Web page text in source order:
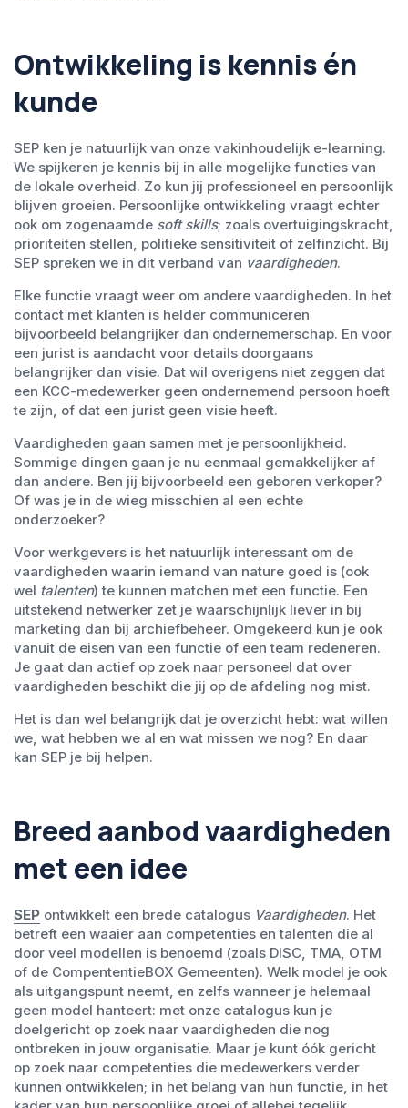
Ontwikkeling is kennis én
kunde
SEP ken je natuurlijk van onze vakinhoudelijk e-learning.
We spijkeren je kennis bij in alle mogelijke functies van
de lokale overheid. Zo kun jij professioneel en persoonlijk
blijven groeien. Persoonlijke ontwikkeling vraagt echter
ook om zogenaamde soft skills; zoals overtuigingskracht,
prioriteiten stellen, politieke sensitiviteit of zelfinzicht. Bij
SEP spreken we in dit verband van vaardigheden.
Elke functie vraagt weer om andere vaardigheden. In het
contact met klanten is helder communiceren
bijvoorbeeld belangrijker dan ondernemerschap. En voor
een jurist is aandacht voor details doorgaans
belangrijker dan visie. Dat wil overigens niet zeggen dat
een KCC-medewerker geen ondernemend persoon hoeft
te zijn, of dat een jurist geen visie heeft.
Vaardigheden gaan samen met je persoonlijkheid.
Sommige dingen gaan je nu eenmaal gemakkelijker af
dan andere. Ben jij bijvoorbeeld een geboren verkoper?
Of was je in de wieg misschien al een echte
onderzoeker?
Voor werkgevers is het natuurlijk interessant om de
vaardigheden waarin iemand van nature goed is (ook
wel talenten) te kunnen matchen met een functie. Een
uitstekend netwerker zet je waarschijnlijk liever in bij
marketing dan bij archiefbeheer. Omgekeerd kun je ook
vanuit de eisen van een functie of een team redeneren.
Je gaat dan actief op zoek naar personeel dat over
vaardigheden beschikt die jij op de afdeling nog mist.
Het is dan wel belangrijk dat je overzicht hebt: wat willen
we, wat hebben we al en wat missen we nog? En daar
kan SEP je bij helpen.
Breed aanbod vaardigheden
met een idee
SEP ontwikkelt een brede catalogus Vaardigheden. Het
betreft een waaier aan competenties en talenten die al
door veel modellen is benoemd (zoals DISC, TMA, OTM
of de CompententieBOX Gemeenten). Welk model je ook
als uitgangspunt neemt, en zelfs wanneer je helemaal
geen model hanteert: met onze catalogus kun je
doelgericht op zoek naar vaardigheden die nog
ontbreken in jouw organisatie. Maar je kunt óók gericht
op zoek naar competenties die medewerkers verder
kunnen ontwikkelen; in het belang van hun functie, in het